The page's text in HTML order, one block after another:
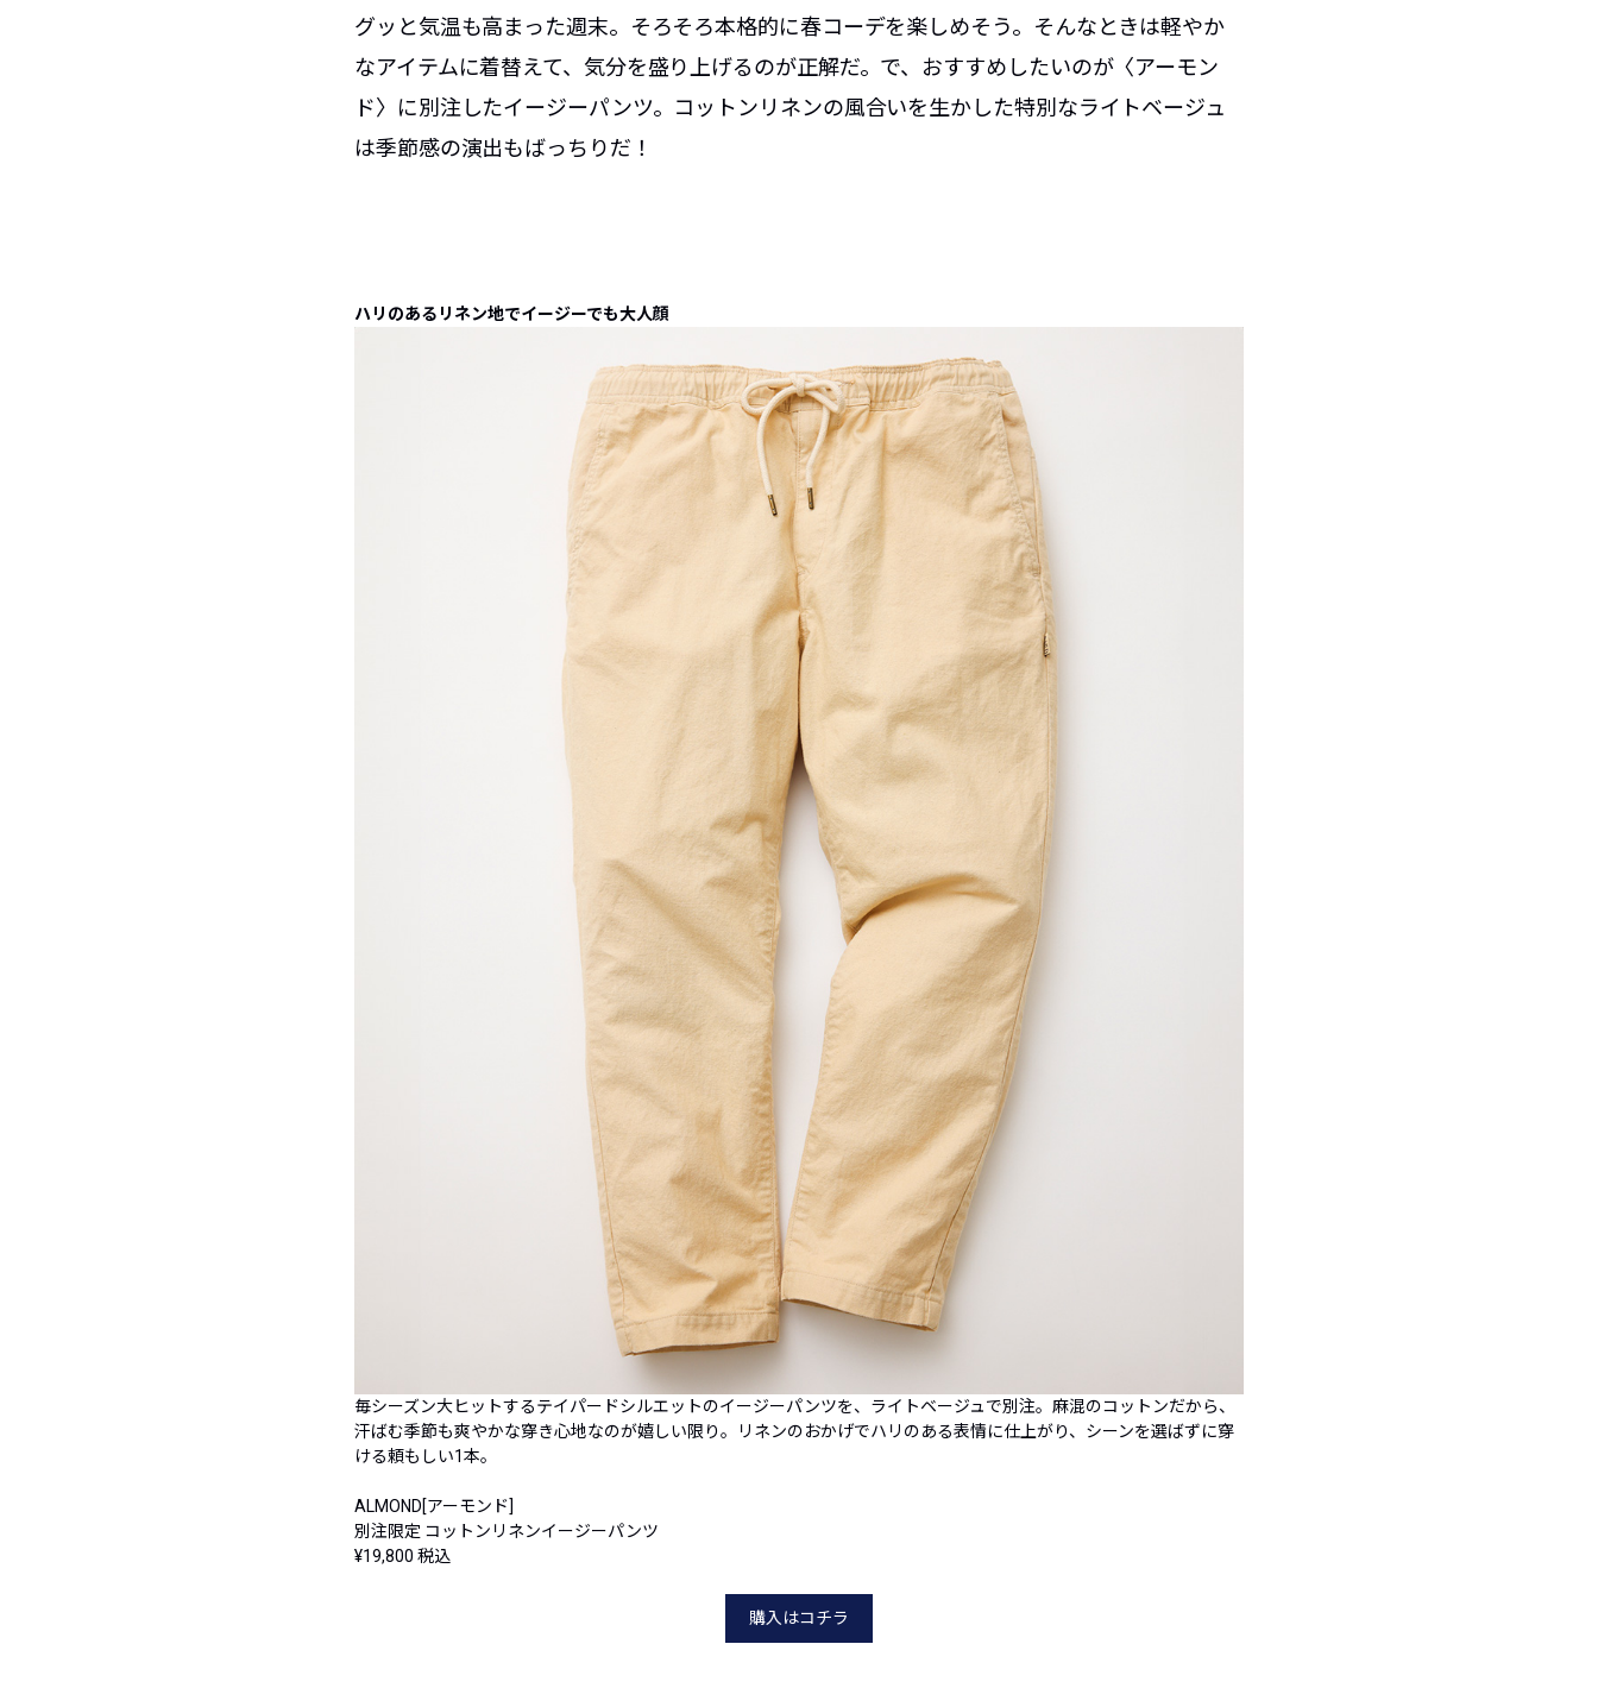
グッと気温も高まった週末。そろそろ本格的に春コーデを楽しめそう。そんなときは軽やか
なアイテムに着替えて、気分を盛り上げるのが正解だ。で、おすすめしたいのが〈アーモン
ド〉に別注したイージーパンツ。コットンリネンの風合いを生かした特別なライトベージュ
は季節感の演出もばっちりだ！
ハリのあるリネン地でイージーでも大人顔
毎シーズン大ヒットするテイパードシルエットのイージーパンツを、ライトベージュで別注。麻混のコットンだから、
汗ばむ季節も爽やかな穿き心地なのが嬉しい限り。リネンのおかげでハリのある表情に仕上がり、シーンを選ばずに穿
ける頼もしい1本。
ALMOND[アーモンド]
別注限定 コットンリネンイージーパンツ
¥19,800 税込
購入はコチラ